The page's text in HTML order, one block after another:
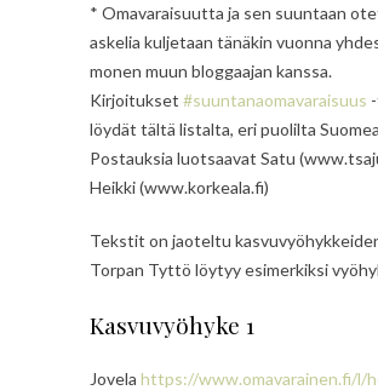
* Omavaraisuutta ja sen suuntaan
askelia kuljetaan tänäkin vuonna
monen muun bloggaajan kanssa.
Kirjoitukset #suuntanaomavaraisuus
löydät tältä listalta, eri puolilta
Postauksia luotsaavat Satu
Heikki (www.korkeala.fi)
Tekstit on jaoteltu
Torpan Tyttö löytyy esimerkiksi
Kasvuvyöhyke 1
Jovela https://www.omavarainen.fi/l/